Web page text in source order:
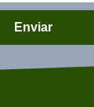
Enviar